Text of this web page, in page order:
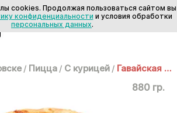
/ Пицца / С курицей / Гавайская 35 см
880 гр.
cookies. Продолжая пользоваться сайтом вы
конфиденциальности и условия обработки
персональных данных.